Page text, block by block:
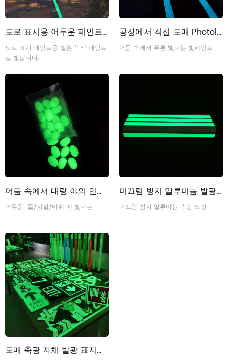
도로 표시용 어두운 페인트의 녹색 실외 인광 발광
도로 표시 페인트용 짙은 녹색 페인트
로 빛납니다.
공장에서 직접 도매 Photoluminescent 빛나는 페인트 어둠 속에서 빛나는
어둠 속에서 푸른 빛나는 빛페인트
어둠 속에서 대량 야외 인광 발광 스톤 글로우
어두운 돌/자갈/바위 에 빛나는
미끄럼 방지 알루미늄 발광 발광 축광 계단 냄새 어둠 속에서 발광
미끄럼 방지 알루미늄 축광 노징
도매 축광 자체 발광 표지판은 어둠 속에서 빛납니다.